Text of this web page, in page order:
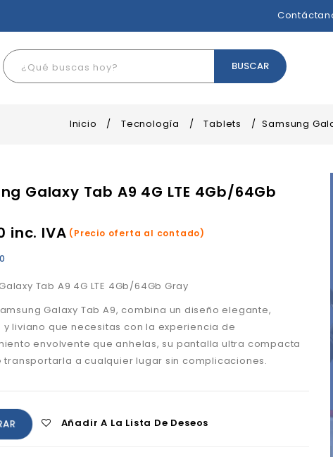
Inicio / Tecnología / Tablets / Samsung
Galaxy Tab A9 4G LTE 4Gb/64Gb
inc. IVA (Precio oferta al contado)
Tab A9 4G LTE 4Gb/64Gb Gray
Galaxy Tab A9, combina un diseño elegante,
liviano que necesitas con la experiencia de
envolvente que anhelas, su pantalla ultra compacta
transportarla a cualquier lugar sin complicaciones.
Añadir A La Lista De Deseos